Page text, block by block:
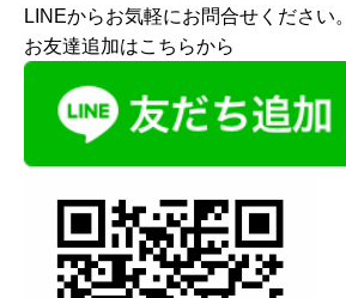
LINEからお気軽にお問合せください。
お友達追加はこちらから